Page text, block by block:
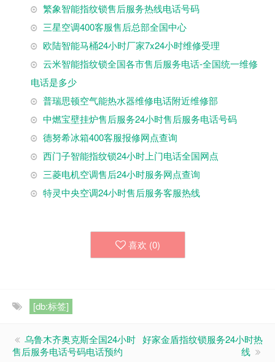
繁象智能指纹锁售后服务热线电话号码
三星空调400客服售后总部全国中心
欧陆智能马桶24小时厂家7x24小时维修受理
云米智能指纹锁全国各市售后服务电话-全国统一维修
电话是多少
普瑞思顿空气能热水器维修电话附近维修部
中燃宝壁挂炉售后服务24小时售后服务电话号码
德努希冰箱400客服报修网点查询
西门子智能指纹锁24小时上门电话全国网点
三菱电机空调售后24小时服务网点查询
特灵中央空调24小时售后服务客服热线
喜欢 (0)
[db:标签]
乌鲁木齐奥克斯全国24小时
售后服务电话号码电话预约
好家金盾指纹锁服务24小时热
线